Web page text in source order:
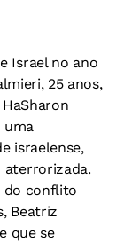
Israel no ano
25 anos,
uma
israelense,
aterrorizada.
do conflito
Beatriz
que se